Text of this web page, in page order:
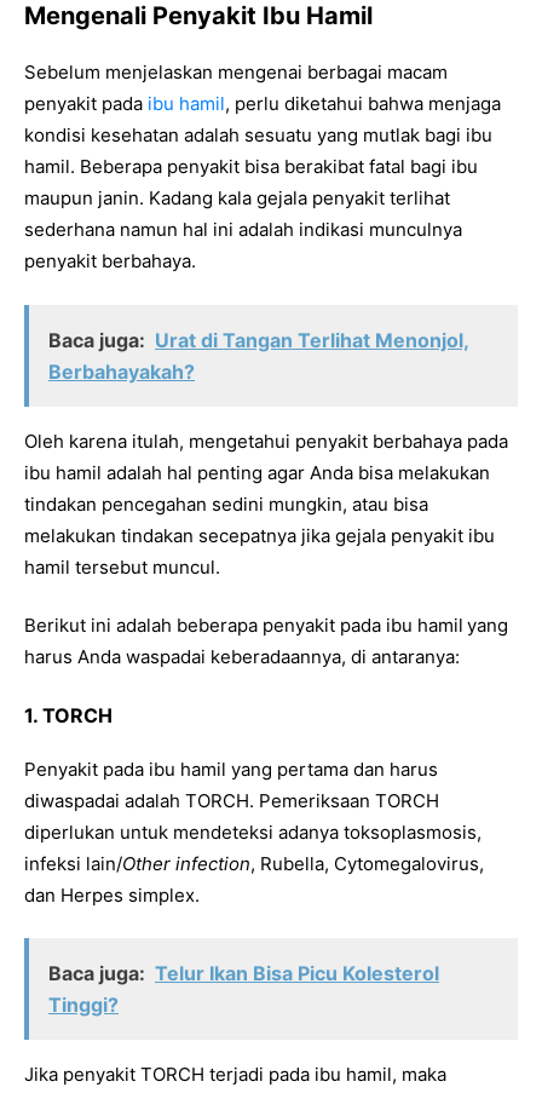
Mengenali Penyakit Ibu Hamil
Sebelum menjelaskan mengenai berbagai macam
penyakit pada ibu hamil, perlu diketahui bahwa menjaga
kondisi kesehatan adalah sesuatu yang mutlak bagi ibu
hamil. Beberapa penyakit bisa berakibat fatal bagi ibu
maupun janin. Kadang kala gejala penyakit terlihat
sederhana namun hal ini adalah indikasi munculnya
penyakit berbahaya.
Baca juga: Urat di Tangan Terlihat Menonjol,
Berbahayakah?
Oleh karena itulah, mengetahui penyakit berbahaya pada
ibu hamil adalah hal penting agar Anda bisa melakukan
tindakan pencegahan sedini mungkin, atau bisa
melakukan tindakan secepatnya jika gejala penyakit ibu
hamil tersebut muncul.
Berikut ini adalah beberapa penyakit pada ibu hamil yang
harus Anda waspadai keberadaannya, di antaranya:
1. TORCH
Penyakit pada ibu hamil yang pertama dan harus
diwaspadai adalah TORCH. Pemeriksaan TORCH
diperlukan untuk mendeteksi adanya toksoplasmosis,
infeksi lain/Other infection, Rubella, Cytomegalovirus,
dan Herpes simplex.
Baca juga: Telur Ikan Bisa Picu Kolesterol
Tinggi?
Jika penyakit TORCH terjadi pada ibu hamil, maka